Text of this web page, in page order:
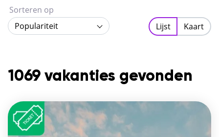
1069 vakanties gevonden
Sorteren op
Populariteit
Lijst Kaart